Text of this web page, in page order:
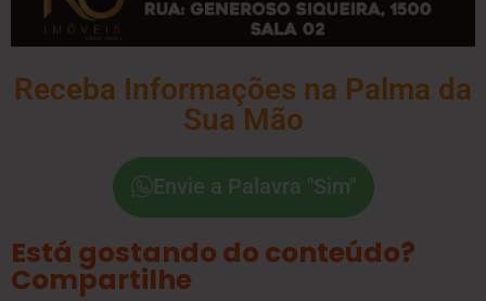
Receba Informações na Palma da
Sua Mão
Envie a Palavra "Sim"
Está gostando do conteúdo?
Compartilhe